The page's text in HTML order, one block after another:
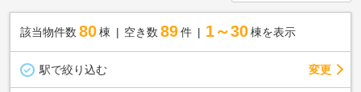
該当物件数 80棟 空き数 89 件 1～30 棟を表示
駅で絞り込む 変更